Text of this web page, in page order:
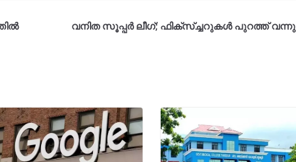
വനിത സൂപ്പർ ലീഗ്; ഫിക്‌സ്ച്ചറുകൾ പുറത്ത് വന്നു